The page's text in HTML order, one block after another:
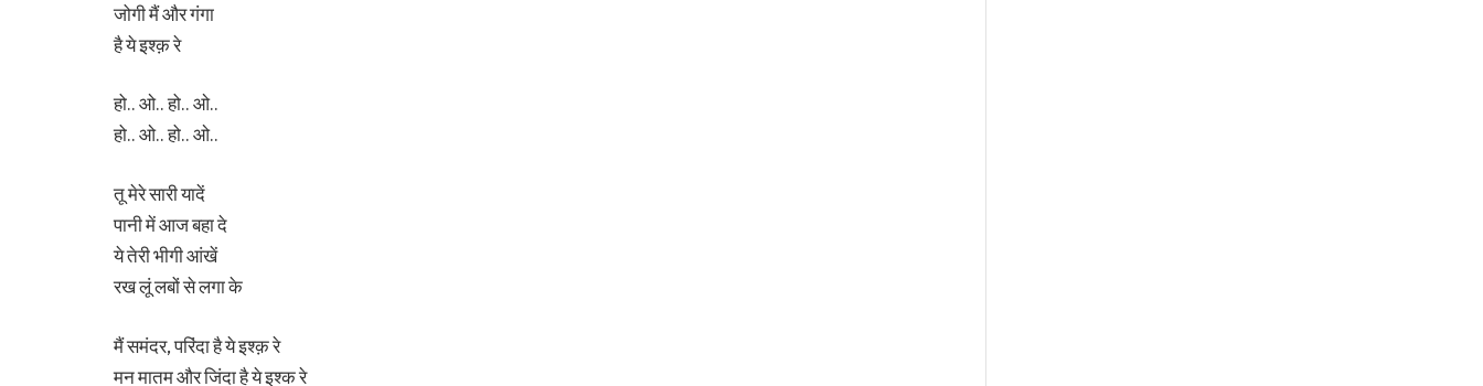
जोगी मैं और गंगा
है ये इश्क़ रे
हो.. ओ.. हो.. ओ..
हो.. ओ.. हो.. ओ..
तू मेरे सारी यादें
पानी में आज बहा दे
ये तेरी भीगी आंखें
रख लूं लबों से लगा के
मैं समंदर, परिंदा है ये इश्क़ रे
मन मातम और जिंदा है ये इश्क रे